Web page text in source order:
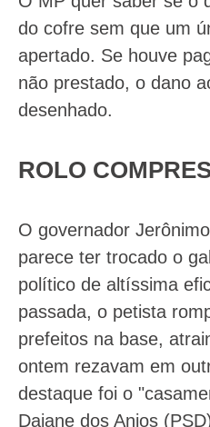
do cofre sem que um
apertado. Se houve
não prestado, o dano
desenhado.
ROLO
O governador
parece ter trocado o
político de altíssima
passada, o petista
prefeitos na base,
ontem rezavam em
destaque foi o
Daiane dos Anjos